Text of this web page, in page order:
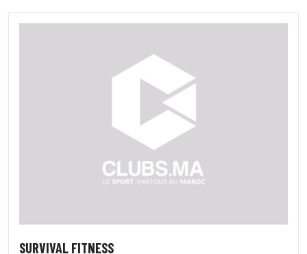
SURVIVAL FITNESS